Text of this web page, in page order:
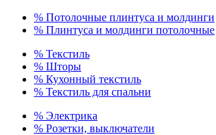
% Потолочные плинтуса и молдинги
% Плинтуса и молдинги потолочные
% Текстиль
% Шторы
% Кухонный текстиль
% Текстиль для спальни
% Электрика
% Розетки, выключатели